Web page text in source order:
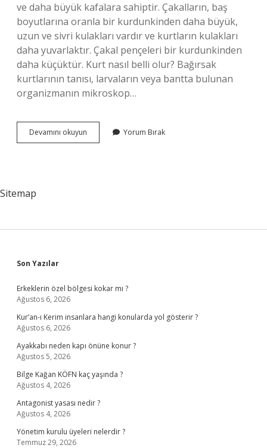
ve daha büyük kafalara sahiptir. Çakalların, baş
boyutlarına oranla bir kurdunkinden daha büyük,
uzun ve sivri kulakları vardır ve kurtların kulakları
daha yuvarlaktır. Çakal pençeleri bir kurdunkinden
daha küçüktür. Kurt nasıl belli olur? Bağırsak
kurtlarının tanısı, larvaların veya bantta bulunan
organizmanın mikroskop…
Devamını okuyun
Nasıl
Yorum Bırak
Sitemap
Sidebar
Son Yazılar
Erkeklerin özel bölgesi kokar mı ?
Ağustos 6, 2026
Kur’an-ı Kerim insanlara hangi konularda yol gösterir ?
Ağustos 6, 2026
Ayakkabı neden kapı önüne konur ?
Ağustos 5, 2026
Bilge Kağan KÖFN kaç yaşında ?
Ağustos 4, 2026
Antagonist yasası nedir ?
Ağustos 4, 2026
Yönetim kurulu üyeleri nelerdir ?
Temmuz 29, 2026